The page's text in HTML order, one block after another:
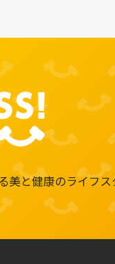
美と健康のライフ